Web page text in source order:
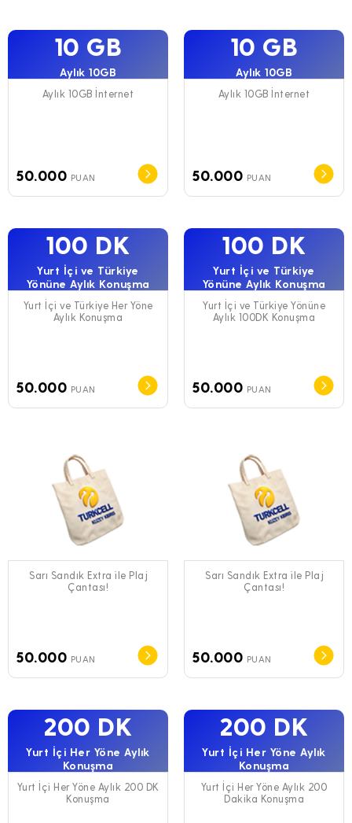
10 GB
Aylık 10GB
Aylık 10GB İnternet
50.000 PUAN
10 GB
Aylık 10GB
Aylık 10GB İnternet
50.000 PUAN
100 DK
Yurt İçi ve Türkiye
Yönüne Aylık Konuşma
Yurt İçi ve Türkiye Her Yöne
Aylık Konuşma
50.000 PUAN
100 DK
Yurt İçi ve Türkiye
Yönüne Aylık Konuşma
Yurt İçi ve Türkiye Yönüne
Aylık 100DK Konuşma
50.000 PUAN
Sarı Sandık Extra ile Plaj
Çantası!
50.000 PUAN
Sarı Sandık Extra ile Plaj
Çantası!
50.000 PUAN
200 DK
Yurt İçi Her Yöne Aylık
Konuşma
Yurt İçi Her Yöne Aylık 200 DK
Konuşma
200 DK
Yurt İçi Her Yöne Aylık
Konuşma
Yurt İçi Her Yöne Aylık 200
Dakika Konuşma